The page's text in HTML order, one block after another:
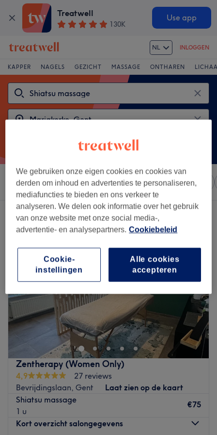
Treatwell
130K
Use app
NL INLOGGEN
KAPPER NAGELS GEZICHT MASSAGE ONTHAREN
Sorteer op Elke prijs Salons Expresaanbiedingen
2 salons met: shiatsu massage in de buurt van Mariakerke, Gent
Zentherapy (Women Only)
4,9
27 reviews
Bevrijdingslaan, Gent
Laat zien op de kaart
Shiatsu massage
1 u
€75
Kort overzicht salongegevens
We gebruiken onze eigen cookies en cookies van
derden om inhoud en advertenties te personaliseren,
mediafuncties te bieden en ons verkeer te
analyseren. We delen ook informatie over het gebruik
van onze website met onze social media-,
advertentie- en analysepartners. Cookiebeleid
Alle cookies
accepteren
Cookie-
instellingen